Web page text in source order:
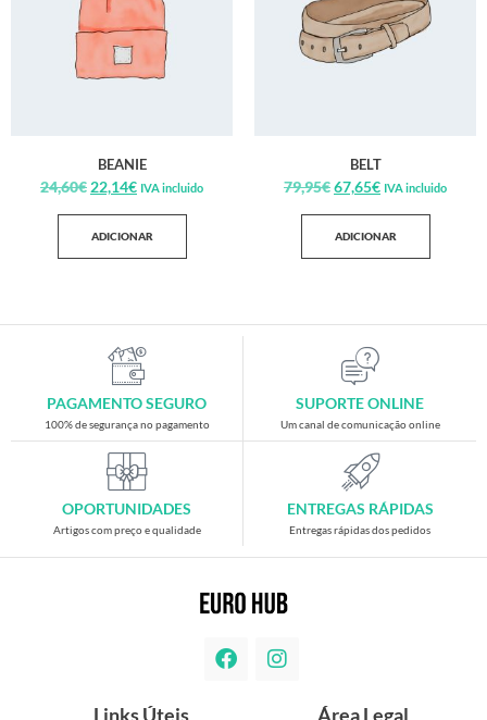
BEANIE
24,60€ 22,14€ IVA incluido
ADICIONAR
BELT
79,95€67,65€ IVA incluido
ADICIONAR
PAGAMENTO SEGURO
100% de segurança no pagamento
SUPORTE ONLINE
Um canal de comunicação online
OPORTUNIDADES
Artigos com preço e qualidade
ENTREGAS RÁPIDAS
Entregas rápidas dos pedidos
Links Úteis Área Legal